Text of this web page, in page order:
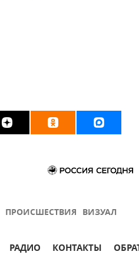
ПРОИСШЕСТВИЯ ВИЗУАЛ
РАДИО КОНТАКТЫ